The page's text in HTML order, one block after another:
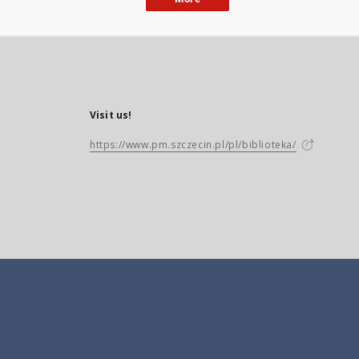
Visit us!
https://www.pm.szczecin.pl/pl/biblioteka/